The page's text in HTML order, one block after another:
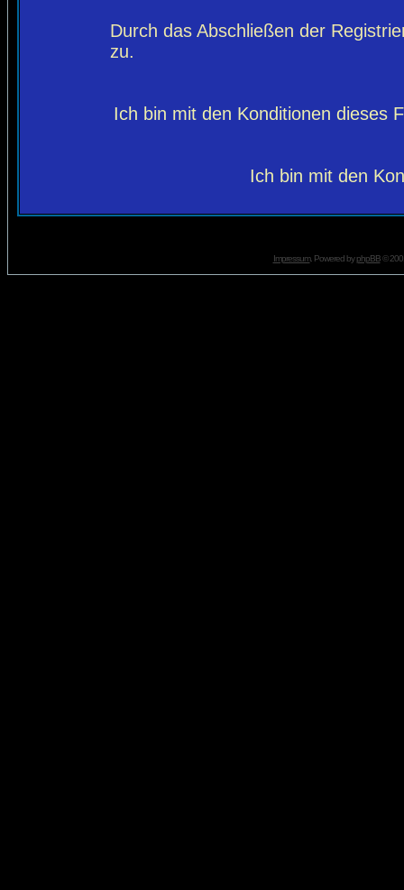
Durch das Abschließen der
zu.
Ich bin mit den Konditionen dieses
Ich bin mit den
Impressum. Powered byphpBB©